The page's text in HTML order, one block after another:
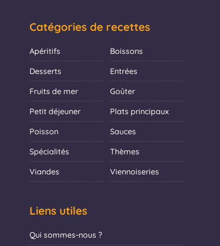
Catégories de recettes
Apéritifs Boissons
Desserts Entrées
Fruits de mer Goûter
Petit déjeuner Plats principaux
Poisson Sauces
Spécialités Thèmes
Viandes Viennoiseries
Liens utiles
Qui sommes-nous ?